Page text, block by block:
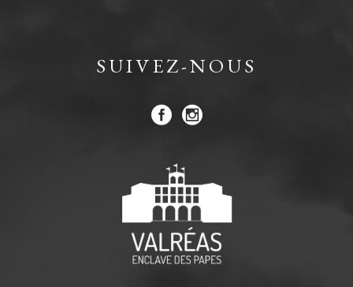
SUIVEZ-NOUS